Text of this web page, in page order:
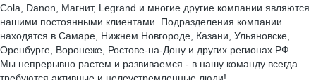
Cola, Danon, Магнит, Legrand и многие другие компании являются
нашими постоянными клиентами. Подразделения компании
находятся в Самаре, Нижнем Новгороде, Казани, Ульяновске,
Оренбурге, Воронеже, Ростове-на-Дону и других регионах РФ.
Мы непрерывно растем и развиваемся - в нашу команду всегда